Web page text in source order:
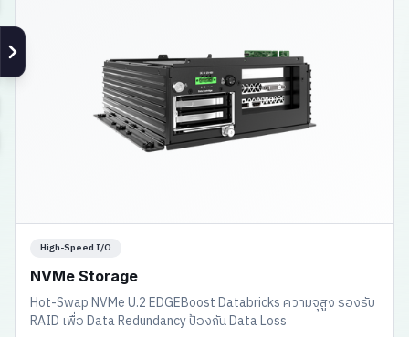
High-Speed I/O
NVMe Storage
Hot-Swap NVMe U.2 EDGEBoost Databricks ความจุสูง รองรับ
RAID เพื่อ Data Redundancy ป้องกัน Data Loss